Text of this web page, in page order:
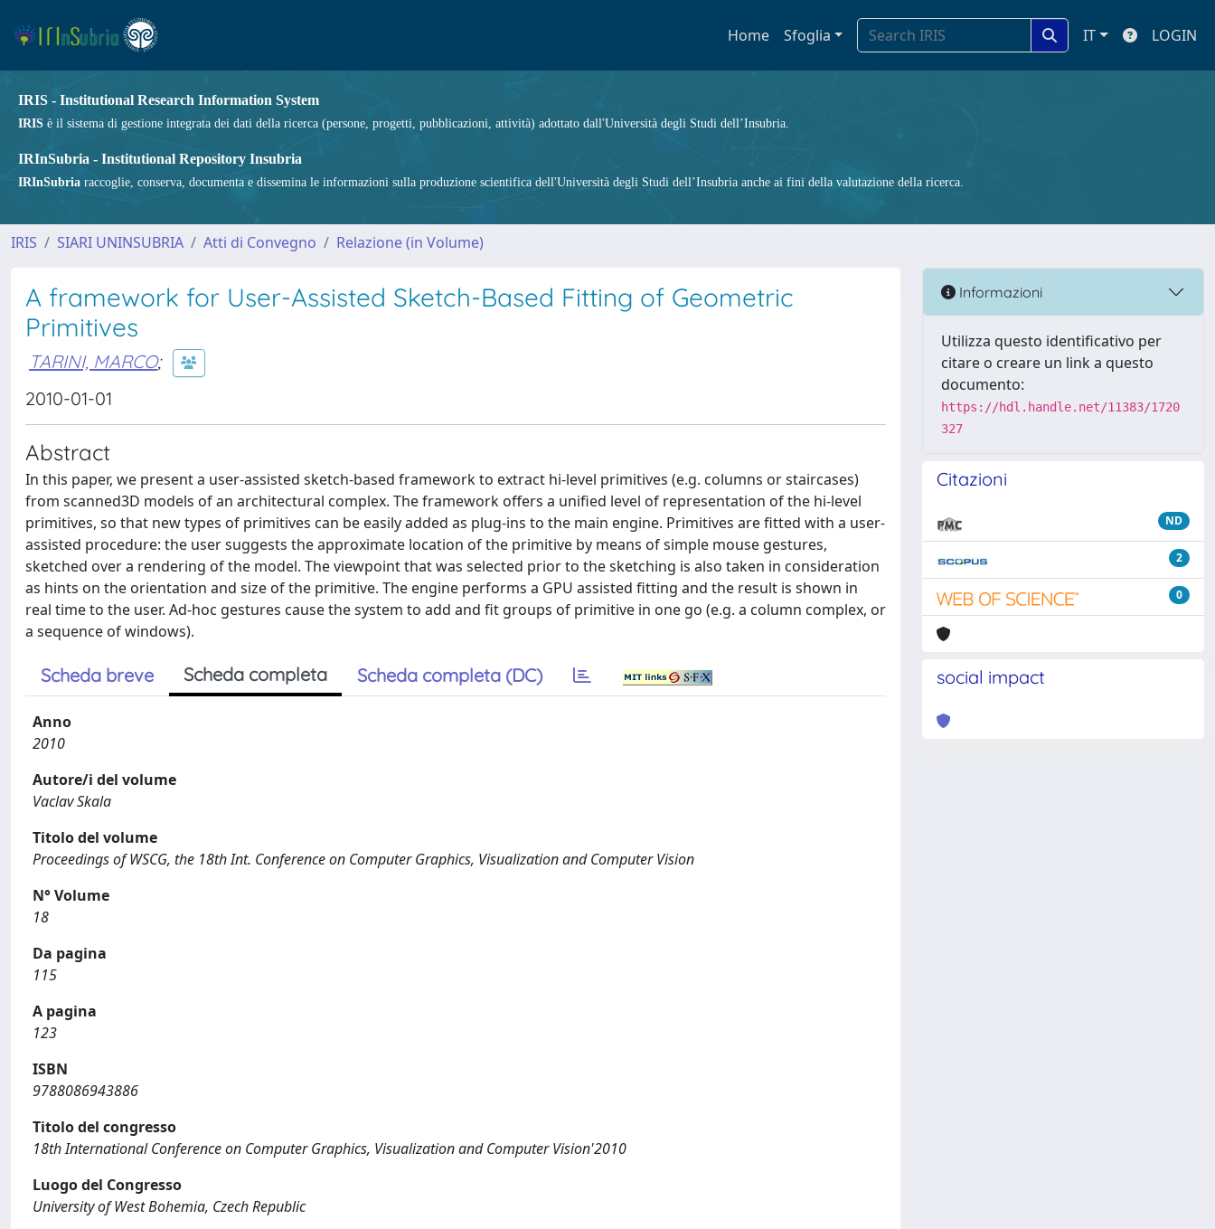
Home Sfoglia IT LOGIN
IRIS - Institutional Research Information System
IRIS è il sistema di gestione integrata dei dati della ricerca (persone, progetti, pubblicazioni, attività) adottato dall'Università degli Studi dell’Insubria.
IRInSubria - Institutional Repository Insubria
IRInSubria raccoglie, conserva, documenta e dissemina le informazioni sulla produzione scientifica dell'Università degli Studi dell’Insubria anche ai fini della valutazione della ricerca.
IRIS SIARI UNINSUBRIA Atti di Convegno Relazione (in Volume)
A framework for User-Assisted Sketch-Based Fitting of Geometric
Primitives
TARINI, MARCO;
2010-01-01
Abstract
In this paper, we present a user-assisted sketch-based framework to extract hi-level primitives (e.g. columns or staircases)
from scanned3D models of an architectural complex. The framework offers a uniﬁed level of representation of the hi-level
primitives, so that new types of primitives can be easily added as plug-ins to the main engine. Primitives are ﬁtted with a user-
assisted procedure: the user suggests the approximate location of the primitive by means of simple mouse gestures,
sketched over a rendering of the model. The viewpoint that was selected prior to the sketching is also taken in consideration
as hints on the orientation and size of the primitive. The engine performs a GPU assisted ﬁtting and the result is shown in
real time to the user. Ad-hoc gestures cause the system to add and ﬁt groups of primitive in one go (e.g. a column complex, or
a sequence of windows).
Scheda breve Scheda completa Scheda completa (DC)
Anno
2010
Autore/i del volume
Vaclav Skala
Titolo del volume
Proceedings of WSCG, the 18th Int. Conference on Computer Graphics, Visualization and Computer Vision
N° Volume
18
Da pagina
115
A pagina
123
ISBN
9788086943886
Titolo del congresso
18th International Conference on Computer Graphics, Visualization and Computer Vision'2010
Luogo del Congresso
University of West Bohemia, Czech Republic
Informazioni
Utilizza questo identificativo per
citare o creare un link a questo
documento:
https://hdl.handle.net/11383/1720
327
Citazioni
ND
2
0
social impact